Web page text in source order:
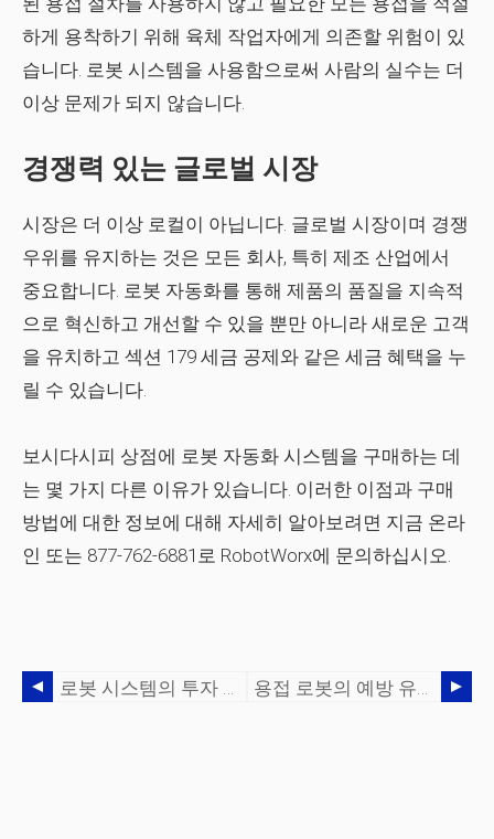
하게 용착하기 위해 육체 작업자에게 의존할 위험이 있
습니다. 로봇 시스템을 사용함으로써 사람의 실수는 더
이상 문제가 되지 않습니다.
경쟁력 있는 글로벌 시장
시장은 더 이상 로컬이 아닙니다. 글로벌 시장이며 경쟁
우위를 유지하는 것은 모든 회사, 특히 제조 산업에서
중요합니다. 로봇 자동화를 통해 제품의 품질을 지속적
으로 혁신하고 개선할 수 있을 뿐만 아니라 새로운 고객
을 유치하고 섹션 179 세금 공제와 같은 세금 혜택을 누
릴 수 있습니다.
보시다시피 상점에 로봇 자동화 시스템을 구매하는 데
는 몇 가지 다른 이유가 있습니다. 이러한 이점과 구매
방법에 대한 정보에 대해 자세히 알아보려면 지금 온라
인 또는 877-762-6881로 RobotWorx에 문의하십시오.